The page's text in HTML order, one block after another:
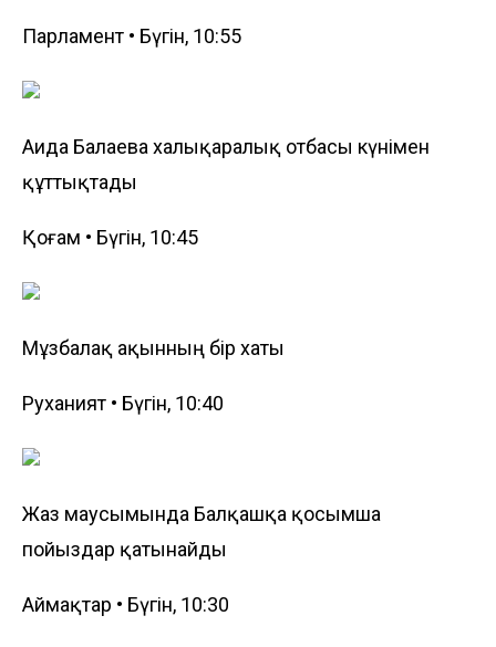
Парламент • Бүгін, 10:55
Аида Балаева халықаралық отбасы күнімен
құттықтады
Қоғам • Бүгін, 10:45
Мұзбалақ ақынның бір хаты
Руханият • Бүгін, 10:40
Жаз маусымында Балқашқа қосымша
пойыздар қатынайды
Аймақтар • Бүгін, 10:30